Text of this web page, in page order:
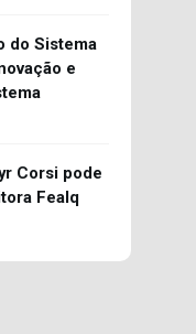
do Sistema
e
Corsi pode
Fealq